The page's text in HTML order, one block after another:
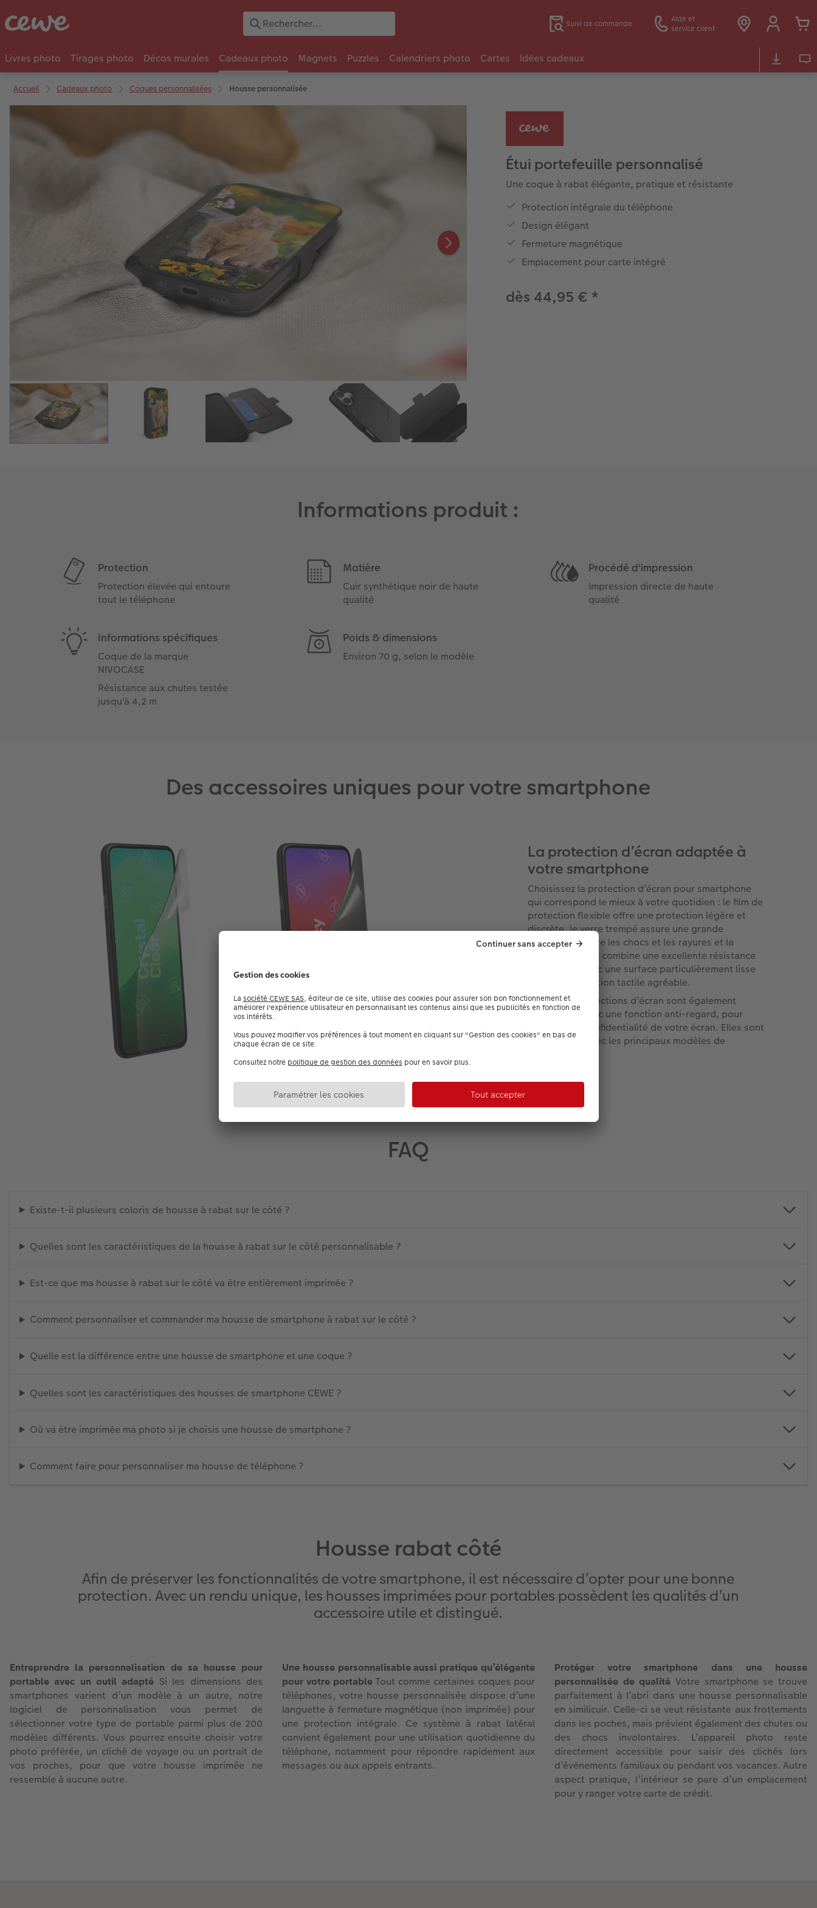
Suivi de commande
Aide et
service client
Livres photo Tirages photo Décos murales Cadeaux photo Magnets Puzzles Calendriers photo Cartes Idées cadeaux
Accueil Cadeaux photo Coques personnalisées Housse personnalisée
Étui portefeuille personnalisé
Une coque à rabat élégante, pratique et résistante
Protection intégrale du téléphone
Design élégant
Fermeture magnétique
Emplacement pour carte intégré
dès 44,95 € *
Informations produit :
Protection
Protection élevée qui entoure
tout le téléphone
Matière
Cuir synthétique noir de haute
qualité
Procédé d'impression
Impression directe de haute
qualité
Informations spécifiques
Coque de la marque
NIVOCASE
Résistance aux chutes testée
jusqu'à 4,2 m
Poids & dimensions
Environ 70 g, selon le modèle
Des accessoires uniques pour votre smartphone
La protection d’écran adaptée à
votre smartphone
Choisissez la protection d’écran pour smartphone
qui correspond le mieux à votre quotidien : le film de
protection flexible offre une protection légère et
discrète, le verre trempé assure une grande
résistance contre les chocs et les rayures et la
protection Ultra combine une excellente résistance
aux rayures avec une surface particulièrement lisse
pour une utilisation tactile agréable.
Toutes les protections d’écran sont également
disponibles avec une fonction anti-regard, pour
préserver la confidentialité de votre écran. Elles sont
compatibles avec les principaux modèles de
FAQ
Existe-t-il plusieurs coloris de housse à rabat sur le côté ?
Quelles sont les caractéristiques de la housse à rabat sur le côté personnalisable ?
Est-ce que ma housse à rabat sur le côté va être entièrement imprimée ?
Comment personnaliser et commander ma housse de smartphone à rabat sur le côté ?
Quelle est la différence entre une housse de smartphone et une coque ?
Quelles sont les caractéristiques des housses de smartphone CEWE ?
Où va être imprimée ma photo si je choisis une housse de smartphone ?
Comment faire pour personnaliser ma housse de téléphone ?
Housse rabat côté
Afin de préserver les fonctionnalités de votre smartphone, il est nécessaire d’opter pour une bonne
protection. Avec un rendu unique, les housses imprimées pour portables possèdent les qualités d’un
accessoire utile et distingué.
Entreprendre la personnalisation de sa housse pour
portable avec un outil adapté Si les dimensions des
smartphones varient d’un modèle à un autre, notre
logiciel de personnalisation vous permet de
sélectionner votre type de portable parmi plus de 200
modèles différents. Vous pourrez ensuite choisir votre
photo préférée, un cliché de voyage ou un portrait de
vos proches, pour que votre housse imprimée ne
ressemble à aucune autre.
Une housse personnalisable aussi pratique qu’élégante
pour votre portableTout comme certaines coques pour
téléphones, votre housse personnalisée dispose d’une
languette à fermeture magnétique (non imprimée) pour
une protection intégrale. Ce système à rabat latéral
convient également pour une utilisation quotidienne du
téléphone, notamment pour répondre rapidement aux
messages ou aux appels entrants.
Protéger votre smartphone dans une housse
personnalisée de qualité Votre smartphone se trouve
parfaitement à l’abri dans une housse personnalisable
en similicuir. Celle-ci se veut résistante aux frottements
dans les poches, mais prévient également des chutes ou
des chocs involontaires. L’appareil photo reste
directement accessible pour saisir des clichés lors
d’événements familiaux ou pendant vos vacances. Autre
aspect pratique, l’intérieur se pare d’un emplacement
pour y ranger votre carte de crédit.